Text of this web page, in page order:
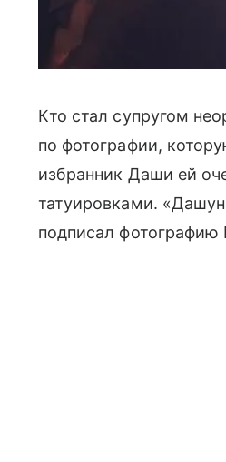
Кто стал супругом
по фотографии,
избранник Даши ей
татуировками.
подписал фотографию